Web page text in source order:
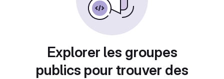
Explorer les groupes
publics pour trouver des